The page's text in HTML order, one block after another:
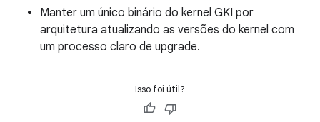
Manter um único binário do kernel GKI por
arquitetura atualizando as versões do kernel com
um processo claro de upgrade.
Isso foi útil?